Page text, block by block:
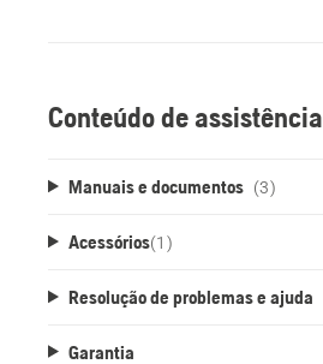
Conteúdo de assistência
Manuais e documentos (3)
Acessórios(1 )
Resolução de problemas e ajuda
Garantia